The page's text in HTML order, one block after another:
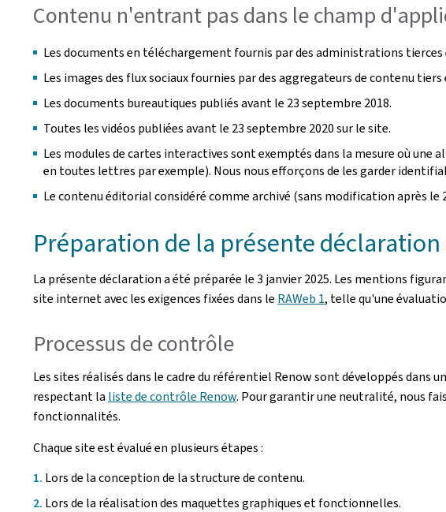
Contenu n'entrant pas dans le champ
Les documents en téléchargement fournis par des administrations
Les images des flux sociaux fournies par des aggregateurs de contenu
Les documents bureautiques publiés avant le 23 septembre 2018.
Toutes les vidéos publiées avant le 23 septembre 2020 sur le site.
Les modules de cartes interactives sont exemptés dans la mesure où
en toutes lettres par exemple). Nous nous efforçons de les garder
Le contenu éditorial considéré comme archivé (sans modification après le
Préparation de la présente
La présente déclaration a été préparée le3 janvier 2025. Les mentions
site internet avec les exigences fixées dans le RAWeb 1, telle qu'une
Processus de contrôle
Les sites réalisés dans le cadre du référentiel Renow sont développés
respectant la liste de contrôle Renow. Pour garantir une neutralité, nous
fonctionnalités.
Chaque site est évalué en plusieurs étapes :
Lors de la conception de la structure de contenu.
Lors de la réalisation des maquettes graphiques et fonctionnelles.